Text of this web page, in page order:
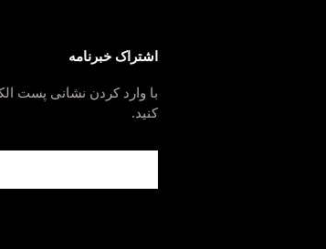
اشتراک خبرنامه
با وارد کردن نشانی پست
کنید.